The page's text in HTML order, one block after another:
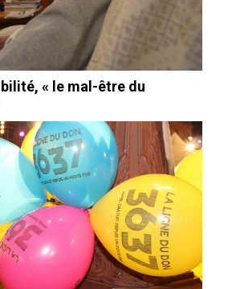
« le mal-être du